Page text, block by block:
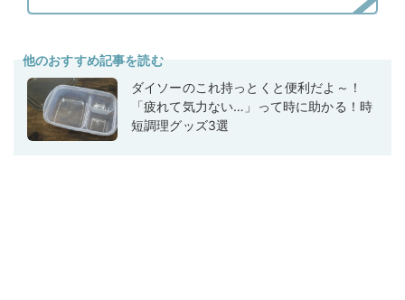
他のおすすめ記事を読む
ダイソーのこれ持っとくと便利だよ～！
「疲れて気力ない…」って時に助かる！時
短調理グッズ3選